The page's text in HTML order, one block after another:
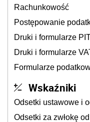
Rachunkowość
Postępowanie
Druki i formularze
Druki i formularze
Formularze
Wskaźniki
Odsetki ustawowe i
Odsetki za zwłokę